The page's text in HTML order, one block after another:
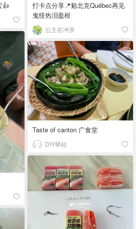
👍
打卡点分享📍魁北克Québec再见
鬼怪热泪盈框
公主在冲浪
Taste of canton 广食堂
DIY驿站